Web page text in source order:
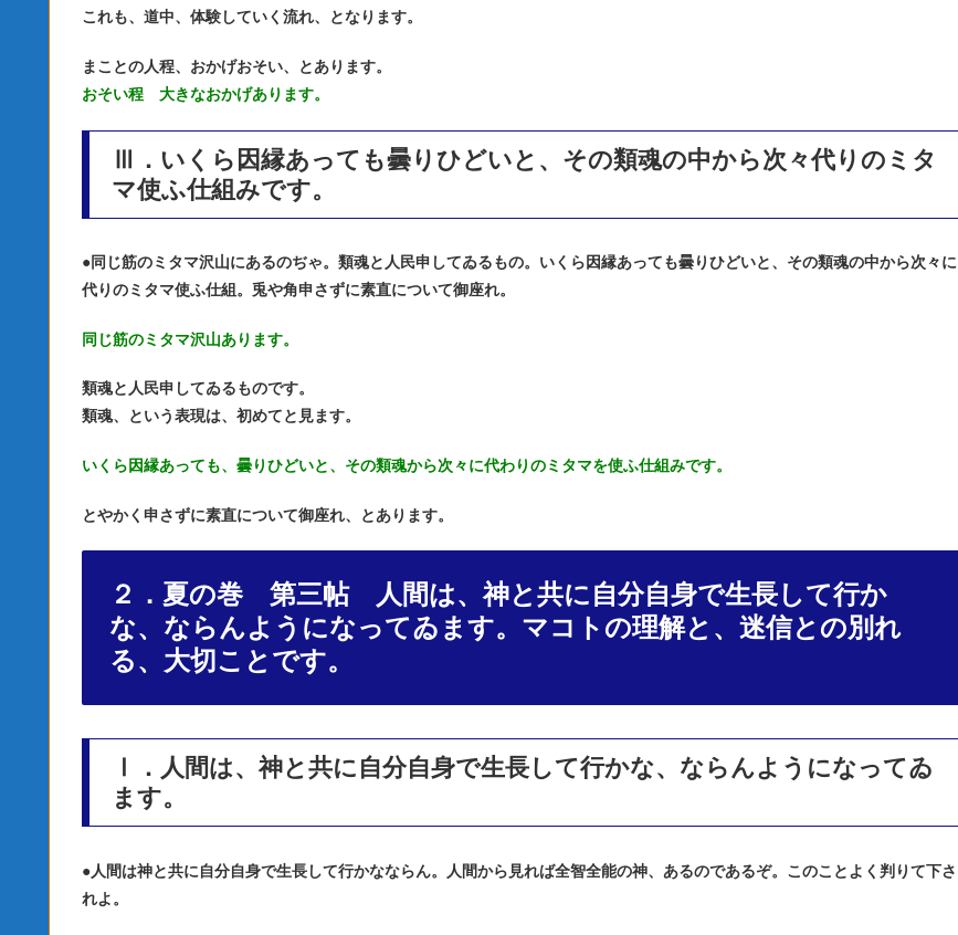
これも、道中、体験していく流れ、となります。
まことの人程、おかげおそい、とあります。
おそい程 大きなおかげあります。
Ⅲ．いくら因縁あっても曇りひどいと、その類魂の中から次々代りのミタ
マ使ふ仕組みです。
●同じ筋のミタマ沢山にあるのぢゃ。類魂と人民申してゐるもの。いくら因縁あっても曇りひどいと、その類魂の中から次々に
代りのミタマ使ふ仕組。兎や角申さずに素直について御座れ。
同じ筋のミタマ沢山あります。
類魂と人民申してゐるものです。
類魂、という表現は、初めてと見ます。
いくら因縁あっても、曇りひどいと、その類魂から次々に代わりのミタマを使ふ仕組みです。
とやかく申さずに素直について御座れ、とあります。
２．夏の巻 第三帖 人間は、神と共に自分自身で生長して行か
な、ならんようになってゐます。マコトの理解と、迷信との別れ
る、大切ことです。
Ⅰ．人間は、神と共に自分自身で生長して行かな、ならんようになってゐ
ます。
●人間は神と共に自分自身で生長して行かなならん。人間から見れば全智全能の神、あるのであるぞ。このことよく判りて下さ
れよ。